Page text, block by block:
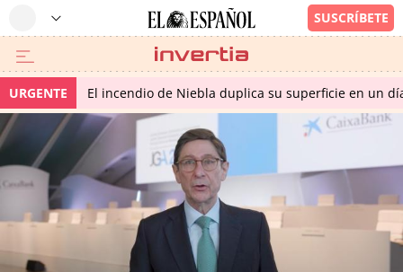
URGENTE El incendio de Niebla duplica su superficie en un